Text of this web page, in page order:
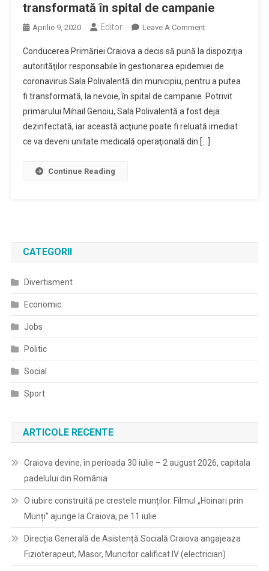
transformată în spital de campanie
Aprilie 9, 2020 Editor Leave A CommentOn
Polivalentă
Din
Craiova
Ar
Putea
Fi
Transformată
Conducerea Primăriei Craiova a decis să pună la dispoziţia
autorităţilor responsabile în gestionarea epidemiei de
coronavirus Sala Polivalentă din municipiu, pentru a putea
fi transformată, la nevoie, în spital de campanie. Potrivit
primarului Mihail Genoiu, Sala Polivalentă a fost deja
dezinfectată, iar această acţiune poate fi reluată imediat
ce va deveni unitate medicală operaţională din […]
Continue Reading
CATEGORII
Divertisment
Economic
Jobs
Politic
Social
Sport
ARTICOLE RECENTE
Craiova devine, în perioada 30 iulie – 2 august 2026, capitala
padelului din România
O iubire construită pe crestele munților. Filmul „Hoinari prin
Munți” ajunge la Craiova, pe 11 iulie
Direcția Generală de Asistență Socială Craiova angajeaza
Fizioterapeut, Masor, Muncitor calificat IV (electrician)